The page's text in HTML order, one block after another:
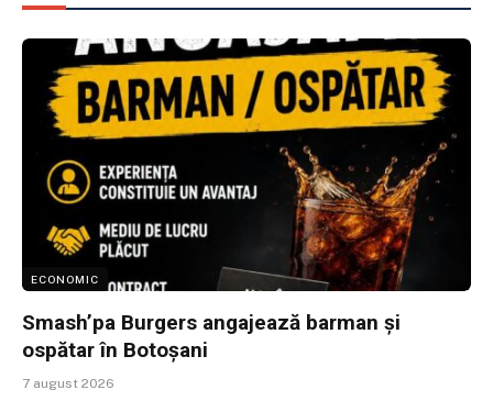
ECONOMIC
Smash’pa Burgers angajează barman și
ospătar în Botoșani
7 august 2026